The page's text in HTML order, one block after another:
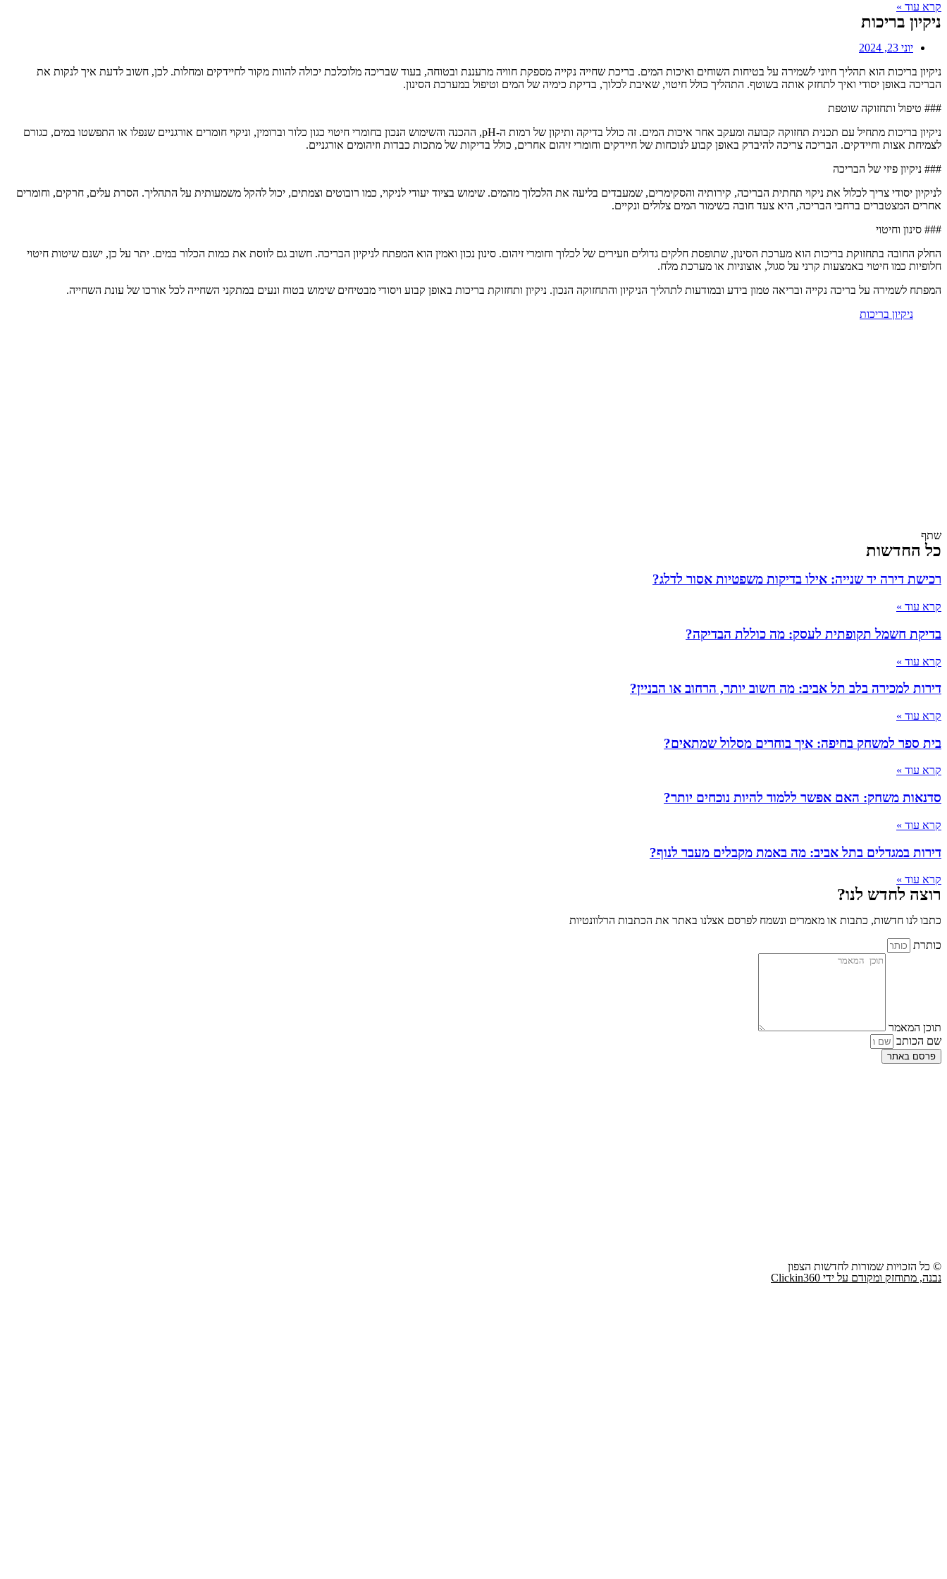
קרא עוד »
ניקיון בריכות
יוני 23, 2024
ניקיון בריכות הוא תהליך חיוני לשמירה על בטיחות השוחים ואיכות המים. בריכת שחייה נקייה מספקת חוויה מרעננת ובטוחה, בעוד שבריכה מלוכלכת יכולה להוות מקור לחיידקים ומחלות. לכן, חשוב לדעת איך לנקות את
הבריכה באופן יסודי ואיך לתחזק אותה בשוטף. התהליך כולל חיטוי, שאיבת לכלוך, בדיקת כימיה של המים וטיפול במערכת הסינון.
### טיפול ותחזוקה שוטפת
ניקיון בריכות מתחיל עם תכנית תחזוקה קבועה ומעקב אחר איכות המים. זה כולל בדיקה ותיקון של רמות ה-pH, ההכנה והשימוש הנכון בחומרי חיטוי כגון כלור וברומין, וניקוי חומרים אורגניים שנפלו או התפשטו במים, כגורם
לצמיחת אצות וחיידקים. הבריכה צריכה להיבדק באופן קבוע לנוכחות של חיידקים וחומרי זיהום אחרים, כולל בדיקות של מתכות כבדות וזיהומים אורגניים.
### ניקיון פיזי של הבריכה
לניקיון יסודי צריך לכלול את ניקוי תחתית הבריכה, קירותיה והסקימרים, שמעבדים בליעה את הלכלוך מהמים. שימוש בציוד יעודי לניקוי, כמו רובוטים וצמתים, יכול להקל משמעותית על התהליך. הסרת עלים, חרקים, וחומרים
אחרים המצטברים ברחבי הבריכה, היא צעד חובה בשימור המים צלולים ונקיים.
### סינון וחיטוי
החלק החובה בתחזוקת בריכות הוא מערכת הסינון, שתופסת חלקים גדולים וזעירים של לכלוך וחומרי זיהום. סינון נכון ואמין הוא המפתח לניקיון הבריכה. חשוב גם לווסת את כמות הכלור במים. יתר על כן, ישנם שיטות חיטוי
חלופיות כמו חיטוי באמצעות קרני על סגול, אוצוניות או מערכת מלח.
המפתח לשמירה על בריכה נקייה ובריאה טמון בידע ובמודעות לתהליך הניקיון והתחזוקה הנכון. ניקיון ותחזוקת בריכות באופן קבוע ויסודי מבטיחים שימוש בטוח ונעים במתקני השחייה לכל אורכו של עונת השחייה.
ניקיון בריכות
שתף
כל החדשות
רכישת דירה יד שנייה: אילו בדיקות משפטיות אסור לדלג?
קרא עוד »
בדיקת חשמל תקופתית לעסק: מה כוללת הבדיקה?
קרא עוד »
דירות למכירה בלב תל אביב: מה חשוב יותר, הרחוב או הבניין?
קרא עוד »
בית ספר למשחק בחיפה: איך בוחרים מסלול שמתאים?
קרא עוד »
סדנאות משחק: האם אפשר ללמוד להיות נוכחים יותר?
קרא עוד »
דירות במגדלים בתל אביב: מה באמת מקבלים מעבר לנוף?
קרא עוד »
רוצה לחדש לנו?
כתבו לנו חדשות, כתבות או מאמרים ונשמח לפרסם אצלנו באתר את הכתבות הרלוונטיות
כותרת
תוכן המאמר
שם הכותב
פרסם באתר
© כל הזכויות שמורות לחדשות הצפון
נבנה, מתוחזק ומקודם על ידי Clickin360